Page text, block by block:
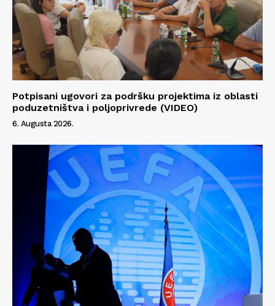
Potpisani ugovori za podršku projektima iz oblasti
poduzetništva i poljoprivrede (VIDEO)
6. Augusta 2026.